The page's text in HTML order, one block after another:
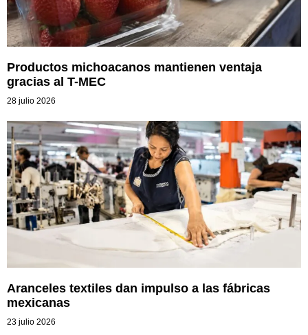
Productos michoacanos mantienen ventaja
gracias al T-MEC
28 julio 2026
Aranceles textiles dan impulso a las fábricas
mexicanas
23 julio 2026